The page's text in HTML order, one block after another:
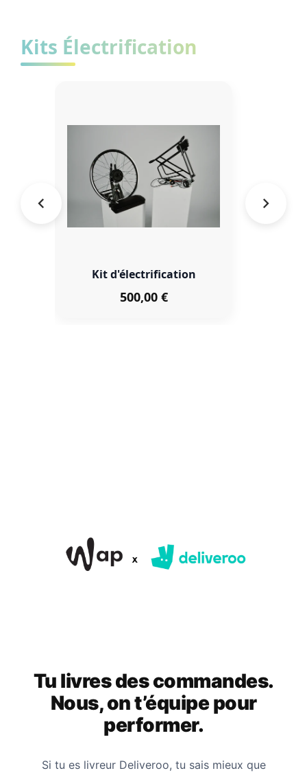
Kits Électrification
Kit d'électrification
500,00 €
Tu livres des commandes.
Nous, on t’équipe pour
performer.
Si tu es livreur Deliveroo, tu sais mieux que